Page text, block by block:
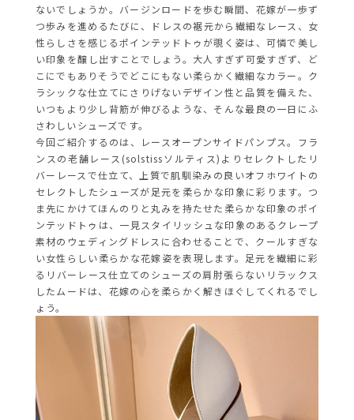
ないでしょうか。 バージンロードを歩む瞬間、花嫁が一歩ず
つ歩みを進めるたびに、
ドレスの裾元から繊細なレース、女
性らしさを感じるポインテッドトゥが覗く姿は、可憐で美し
い印象を醸し出すことでしょう。大人すぎず可愛すぎず、
ど
こにでもありそうでどこにもない柔らかく繊細なカラー。ク
ラシックな仕立てにさりげないデザイン性と品質を備えた、
いつも より少し背筋が伸びるような、そんな最良の一日にふ
さわしいシュ ーズです。
今回ご紹介するのは、レースオープンサイドパンプス。フラ
ンスの老舗レース(solstissソルティス)よりセレクトしたリ
バーレースで仕立て、上質で肌馴染みの良いオフホワイトの
セレクトしたシューズが足元を柔らかな印象に彩ります。つ
ま先にかけてほんのりと丸みを持たせた柔らかな印象のポイ
ンテッドトゥは、一見スタイリッシュな印象のあるクレープ
素材のウェディングドレスに合わせることで、クールすぎな
い女性らしい柔らかな花嫁姿を表現します。足元を繊細に彩
るリバーレース仕立てのシューズの肩肘張らないリラックス
したムードは、花嫁の心を柔らかく解きほぐしてくれるでし
ょう。